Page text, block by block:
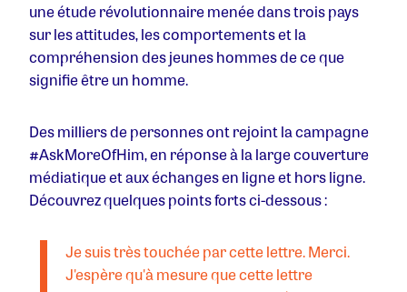
une étude révolutionnaire menée dans trois pays
sur les attitudes, les comportements et la
compréhension des jeunes hommes de ce que
signifie être un homme.
Des milliers de personnes ont rejoint la campagne
#AskMoreOfHim, en réponse à la large couverture
médiatique et aux échanges en ligne et hors ligne.
Découvrez quelques points forts ci-dessous :
Je suis très touchée par cette lettre. Merci.
J'espère qu'à mesure que cette lettre